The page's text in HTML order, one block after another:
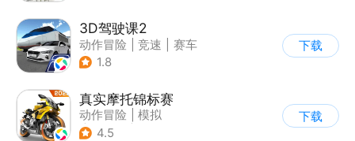
3D驾驶课2
动作冒险 竞速
赛车
| 写实
1.8
下载
真实摩托锦标赛
动作冒险
模拟
| 摩托车
4.5
下载